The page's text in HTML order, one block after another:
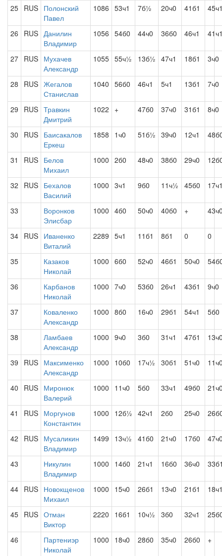
25 RUS Полонский
Павел
1086 53ч1 7б½ 20ч0 41б1
26 RUS Данилин
Владимир
1056 54б0 44ч0 36б0 46ч1
27 RUS Мухачев
Александр
1055 55ч½ 13б½ 47ч1 18б1 3ч0
28 RUS Жегалов
Станислав
1040 56б0 46ч1 5ч1 13б1 7ч0
29 RUS Травкин
Дмитрий
1022 + 47б0 37ч0 31б1 8ч0
30 RUS Баисакалов
Еркеш
1858 1ч0 51б½ 39ч0 12ч1
31 RUS Белов
Михаил
1000 2б0 48ч0 38б0 29ч0
32 RUS Бехалов
Василий
1000 3ч1 9б0 11ч½ 45б0
33
Воронков
Элисбар
1000 4б0 50ч0 40б0 +
34 RUS Иваненко
Виталий
2289 5ч1 11б1 8б1 0 0
35
Казаков
Николай
1000 6б0 52ч0 46б1 50ч0
36
Карбанов
Николай
1000 7ч0 53б0 26ч1 43б1 9ч0
37
Коваленко
Александр
1000 8б0 16ч0 29б1 54ч1 5б0
38
Ламбаев
Александр
1000 9ч0 3б0 31ч1 47б1
39 RUS Максименко
Александр
1000 10б0 17ч½ 30б1 51ч0
40 RUS Миронюк
Валерий
1000 11ч0 5б0 33ч1 49б0
41 RUS Моргунов
Константин
1000 12б½ 42ч1 2б0 25ч0
42 RUS Мусаликин
Владимир
1499 13ч½ 41б0 21ч0 17б0
43
Никулин
Владимир
1000 14б0 21ч1 16б0 36ч0
44 RUS Новокщенов
Михаил
1000 15ч0 26б1 13ч0 21б1
45 RUS Отман
Виктор
2220 16б1 10ч½ 3б0 32ч1
46
Партениэр
Николай
1000 18ч0 28б0 35ч0 26б0 +